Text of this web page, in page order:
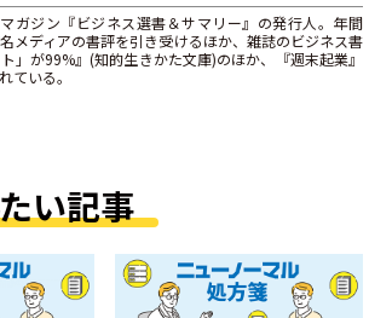
ガジン『ビジネス選書＆サマリー』の発行人。年間
メディアの書評を引き受けるほか、雑誌のビジネス書
が99%』(知的生きかた文庫)のほか、『週末起業』
ている。
い記事